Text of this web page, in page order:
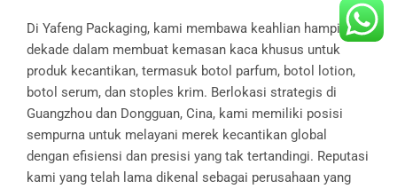
Di Yafeng Packaging, kami membawa keahlian hampir dua
dekade dalam membuat kemasan kaca khusus untuk
produk kecantikan, termasuk botol parfum, botol lotion,
botol serum, dan stoples krim. Berlokasi strategis di
Guangzhou dan Dongguan, Cina, kami memiliki posisi
sempurna untuk melayani merek kecantikan global
dengan efisiensi dan presisi yang tak tertandingi. Reputasi
kami yang telah lama dikenal sebagai perusahaan yang